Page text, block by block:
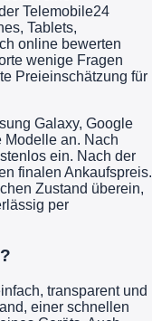
Telemobile24
Tablets,
online bewerten
wenige Fragen
Preieinschätzung für
Galaxy, Google
Modelle an. Nach
ein. Nach der
finalen Ankaufspreis.
Zustand überein,
per
transparent und
einer schnellen